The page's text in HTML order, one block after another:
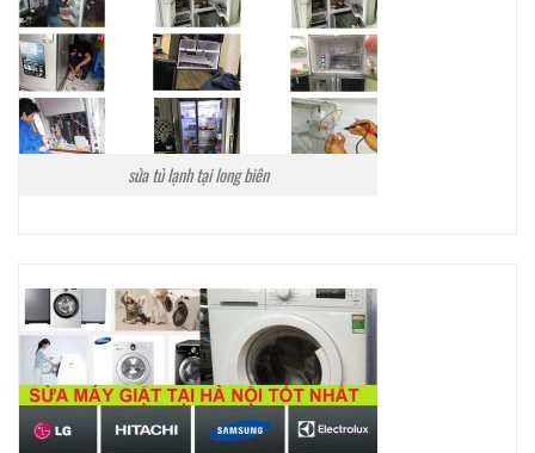
sửa tủ lạnh tại long biên